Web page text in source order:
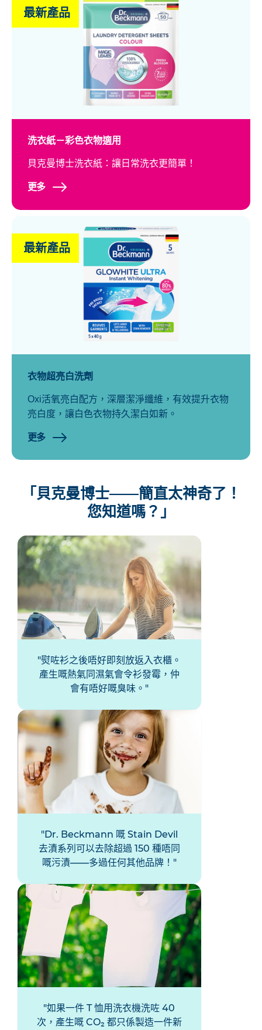
最新產品
洗衣紙－彩色衣物適用
貝克曼博士洗衣紙：讓日常洗衣更簡單！
更多
最新產品
衣物超亮白洗劑
Oxi活氧亮白配方，深層潔淨纖維，有效提升衣物
亮白度，讓白色衣物持久潔白如新。
更多
「貝克曼博士——簡直太神奇了！
您知道嗎？」
熨咗衫之後唔好即刻放返入衣櫃。
產生嘅熱氣同濕氣會令衫發霉，仲
會有唔好嘅臭味。
Dr. Beckmann 嘅 Stain Devil
去漬系列可以去除超過 150 種唔同
嘅污漬——多過任何其他品牌！
如果一件 T 恤用洗衣機洗咗 40
次，產生嘅 CO₂ 都只係製造一件新